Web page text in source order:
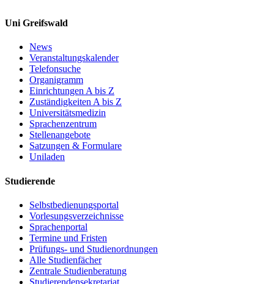
Uni Greifswald
News
Veranstaltungskalender
Telefonsuche
Organigramm
Einrichtungen A bis Z
Zuständigkeiten A bis Z
Universitätsmedizin
Sprachenzentrum
Stellenangebote
Satzungen & Formulare
Uniladen
Studierende
Selbstbedienungsportal
Vorlesungsverzeichnisse
Sprachenportal
Termine und Fristen
Prüfungs- und Studienordnungen
Alle Studienfächer
Zentrale Studienberatung
Studierendensekretariat